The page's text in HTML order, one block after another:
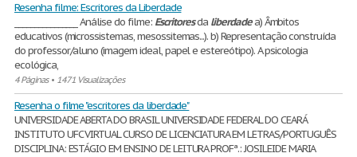
Resenha filme: Escritores da Liberdade
________________ Análise do filme: Escritoresda liberdadea) Âmbitos
educativos (microssistemas, mesossitemas...). b) Representação construída
do professor/aluno (imagem ideal, papel e estereótipo). A psicologia
ecológica,
4 Páginas• 1471 Visualizações
Resenha o filme "escritores da liberdade"
UNIVERSIDADE ABERTA DO BRASIL UNIVERSIDADE FEDERAL DO CEARÁ
INSTITUTO UFC VIRTUAL CURSO DE LICENCIATURA EM LETRAS/PORTUGUÊS
DISCIPLINA: ESTÁGIO EM ENSINO DE LEITURA PROFª.: JOSILEIDE MARIA